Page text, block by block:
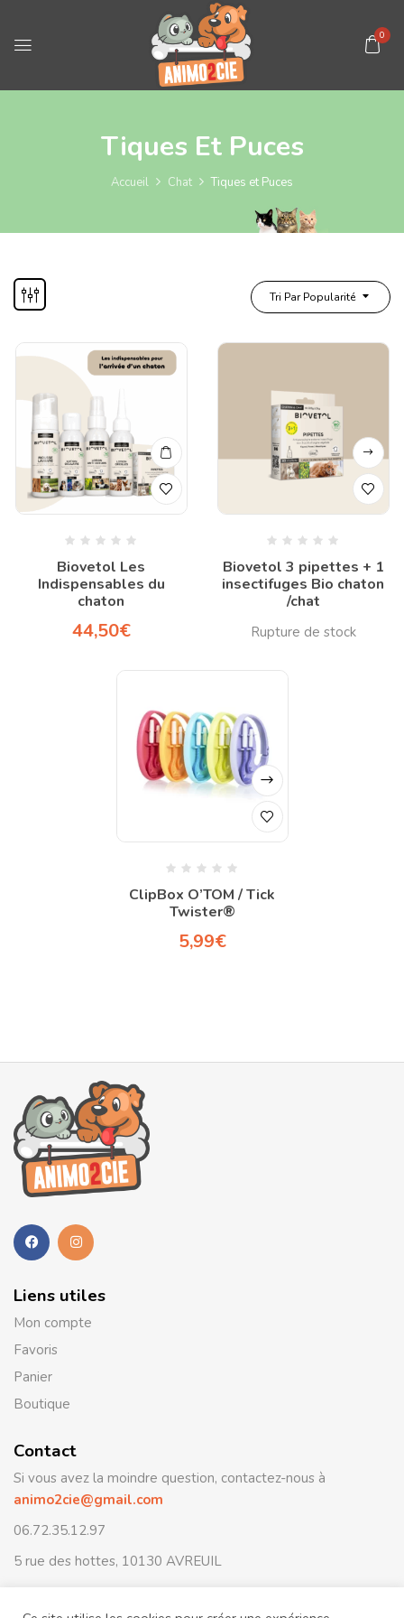
0
Tiques Et Puces
Accueil Chat Tiques et Puces
Tri Par Popularité
Biovetol Les
Indispensables du
chaton
44,50€
Biovetol 3 pipettes + 1
insectifuges Bio chaton
/chat
ClipBox O’TOM / Tick
Twister®
5,99€
Liens utiles
Mon compte
Favoris
Panier
Boutique
Contact
Si vous avez la moindre question, contactez-nous à
animo2cie@gmail.com
06.72.35.12.97
5 rue des hottes, 10130 AVREUIL